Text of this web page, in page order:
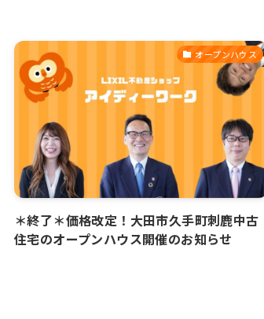
オープンハウス
＊終了＊価格改定！大田市久手町刺鹿中古
住宅のオープンハウス開催のお知らせ